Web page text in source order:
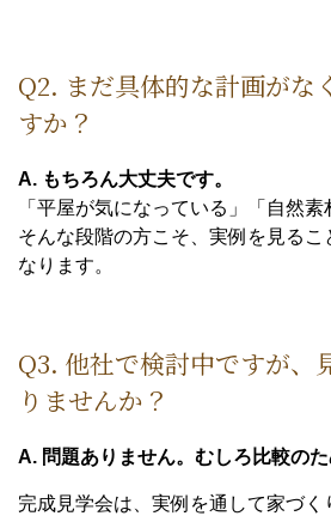
Q2. まだ具体的な計画がな
すか？
A. もちろん大丈夫です。
「平屋が気になっている」「自然素
そんな段階の方こそ、実例を見る
なります。
Q3. 他社で検討中ですが、
りませんか？
A. 問題ありません。むしろ比較のた
完成見学会は、実例を通して家づ